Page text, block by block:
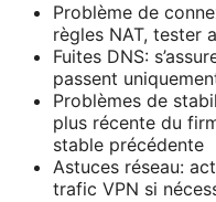
Problème de
règles NAT, tester
Fuites DNS:
passent
Problèmes de
plus récente du
stable précédente
Astuces réseau:
trafic VPN si